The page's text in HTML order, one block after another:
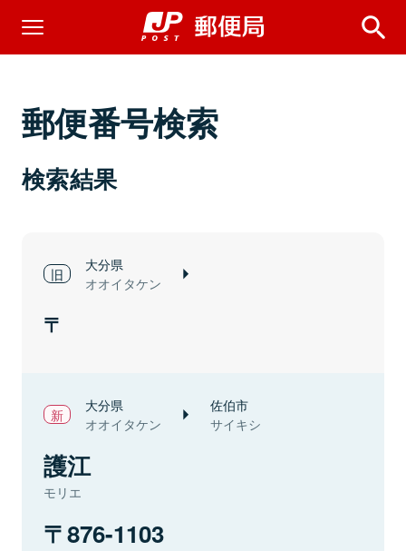
郵便番号検索
検索結果
大分県
オオイタケン
大分県
オオイタケン
佐伯市
サイキシ
護江
モリエ
876-1103